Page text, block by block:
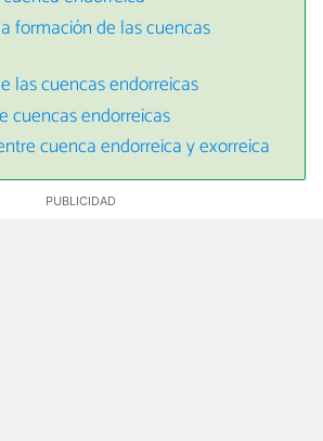
formación de las cuencas
las cuencas endorreicas
cuencas endorreicas
cuenca endorreica y exorreica